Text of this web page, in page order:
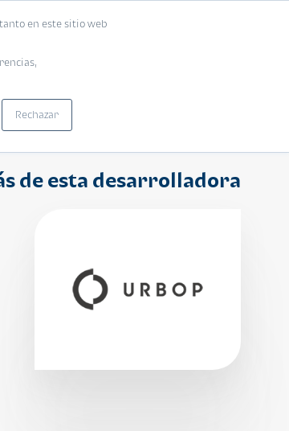
en este sitio web
Rechazar
de esta desarrolladora
ideal